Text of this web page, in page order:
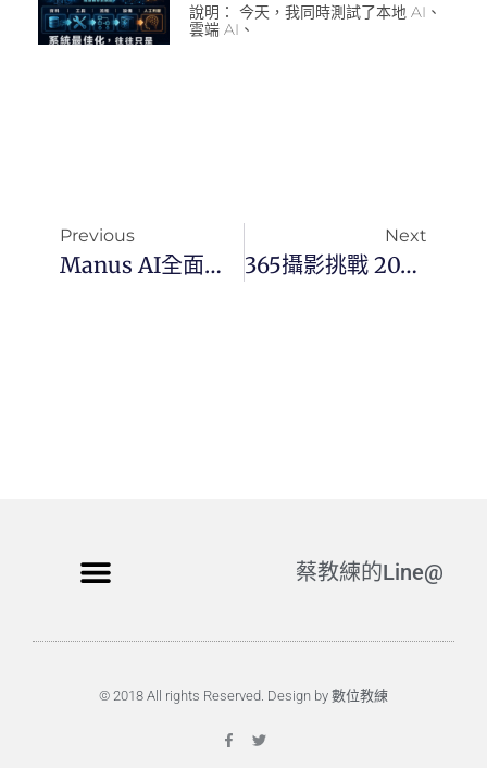
說明： 今天，我同時測試了本地 AI、
雲端 AI、
Previous
Manus AI全面開放註冊：免費任務與註冊獎勵，助力內容創作者與行銷人員的AI寫作新體驗！
Next
365攝影挑戰 20250514(三)134/365 Day3403
蔡教練的Line@
© 2018 All rights Reserved. Design by 數位教練